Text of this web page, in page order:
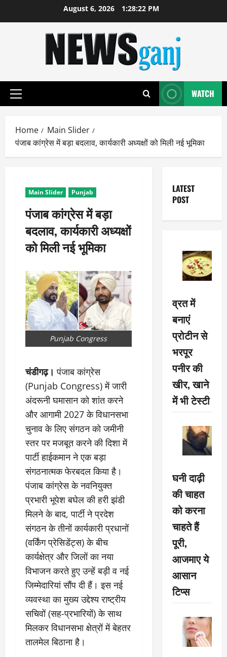
August 6, 2026 1:28:22 PM
Primary
WATCH
Home
Main Slider
पंजाब कांग्रेस में बड़ा बदलाव, कार्यकारी अध्यक्षों को मिली नई भूमिका
Main Slider Punjab
पंजाब कांग्रेस में बड़ा
बदलाव, कार्यकारी अध्यक्षों
को मिली नई भूमिका
Punjab Congress
चंडीगढ़। पंजाब कांग्रेस
(Punjab Congress) में जारी
अंदरूनी घमासान को शांत करने
और आगामी 2027 के विधानसभा
चुनाव के लिए संगठन को जमीनी
स्तर पर मजबूत करने की दिशा में
पार्टी हाईकमान ने एक बड़ा
संगठनात्मक फेरबदल किया है।
पंजाब कांग्रेस के नवनियुक्त
प्रभारी भूपेश बघेल की हरी झंडी
मिलने के बाद, पार्टी ने प्रदेश
संगठन के तीनों कार्यकारी प्रधानों
(वर्किंग प्रेसिडेंट्स) के बीच
कार्यक्षेत्र और जिलों का नया
विभाजन करते हुए उन्हें बड़ी व नई
जिम्मेदारियां सौंप दी हैं। इस नई
व्यवस्था का मुख्य उद्देश्य राष्ट्रीय
सचिवों (सह-प्रभारियों) के साथ
मिलकर विधानसभा क्षेत्रों में बेहतर
तालमेल बिठाना है।
LATEST
POST
व्रत में
बनाएं
प्रोटीन से
भरपूर
पनीर की
खीर, खाने
में भी टेस्टी
घनी दाढ़ी
की चाहत
को करना
चाहते हैं
पूरी,
आजमाए ये
आसान
टिप्स